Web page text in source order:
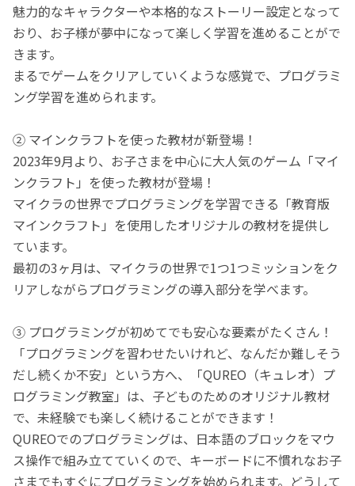
魅力的なキャラクターや本格的なストーリー設定となって
おり、お子様が夢中になって楽しく学習を進めることがで
きます。
まるでゲームをクリアしていくような感覚で、プログラミ
ング学習を進められます。
② マインクラフトを使った教材が新登場！
2023年9月より、お子さまを中心に大人気のゲーム「マイ
ンクラフト」を使った教材が登場！
マイクラの世界でプログラミングを学習できる「教育版
マインクラフト」を使用したオリジナルの教材を提供し
ています。
最初の3ヶ月は、マイクラの世界で1つ1つミッションをク
リアしながらプログラミングの導入部分を学べます。
③ プログラミングが初めてでも安心な要素がたくさん！
「プログラミングを習わせたいけれど、なんだか難しそう
だし続くか不安」という方へ、「QUREO（キュレオ）プ
ログラミング教室」は、子どものためのオリジナル教材
で、未経験でも楽しく続けることができます！
QUREOでのプログラミングは、日本語のブロックをマウ
ス操作で組み立てていくので、キーボードに不慣れなお子
さまでもすぐにプログラミングを始められます。どうして